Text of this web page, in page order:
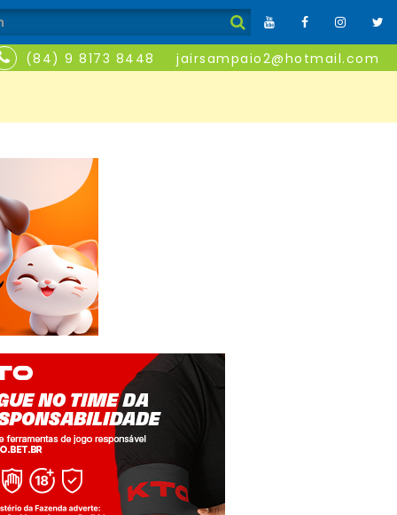
(84) 9 8173 8448 jairsampaio2@hotmail.com